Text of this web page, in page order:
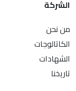
الشركة
من نحن
الكاتالوجات
الشهادات
تاريخنا